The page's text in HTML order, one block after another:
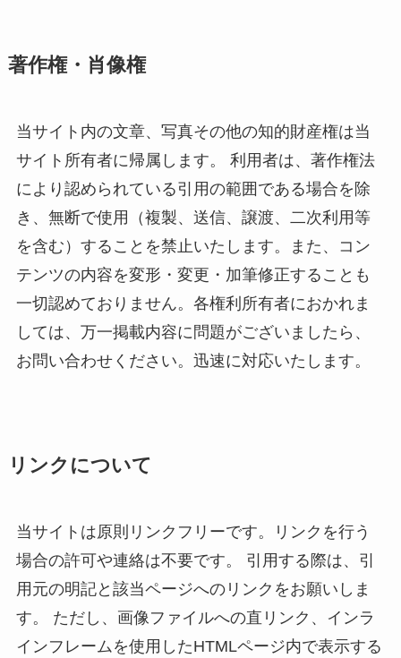
著作権・肖像権
当サイト内の文章、写真その他の知的財産権は当
サイト所有者に帰属します。 利用者は、著作権法
により認められている引用の範囲である場合を除
き、無断で使用（複製、送信、譲渡、二次利用等
を含む）することを禁止いたします。また、コン
テンツの内容を変形・変更・加筆修正することも
一切認めておりません。各権利所有者におかれま
しては、万一掲載内容に問題がございましたら、
お問い合わせください。迅速に対応いたします。
リンクについて
当サイトは原則リンクフリーです。リンクを行う
場合の許可や連絡は不要です。 引用する際は、引
用元の明記と該当ページへのリンクをお願いしま
す。 ただし、画像ファイルへの直リンク、インラ
インフレームを使用したHTMLページ内で表示する